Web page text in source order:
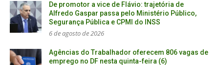
De promotor a vice de Flávio: trajetória de
Alfredo Gaspar passa pelo Ministério Público,
Segurança Pública e CPMI do INSS
6 de agosto de 2026
Agências do Trabalhador oferecem 806 vagas de
emprego no DF nesta quinta-feira (6)